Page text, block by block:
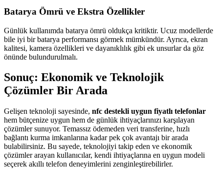
Batarya Ömrü ve Ekstra Özellikler
Günlük kullanımda batarya ömrü oldukça kritiktir. Ucuz modellerde
bile iyi bir batarya performansı görmek mümkündür. Ayrıca, ekran
kalitesi, kamera özellikleri ve dayanıklılık gibi ek unsurlar da göz
önünde bulundurulmalı.
Sonuç: Ekonomik ve Teknolojik
Çözümler Bir Arada
Gelişen teknoloji sayesinde, nfc destekli uygun fiyatlı telefonlar
hem bütçenize uygun hem de günlük ihtiyaçlarınızı karşılayan
çözümler sunuyor. Temassız ödemeden veri transferine, hızlı
bağlantı kurma imkanlarına kadar pek çok avantajı bir arada
bulabilirsiniz. Bu sayede, teknolojiyi takip eden ve ekonomik
çözümler arayan kullanıcılar, kendi ihtiyaçlarına en uygun modeli
seçerek akıllı telefon deneyimlerini zenginleştirebilirler.